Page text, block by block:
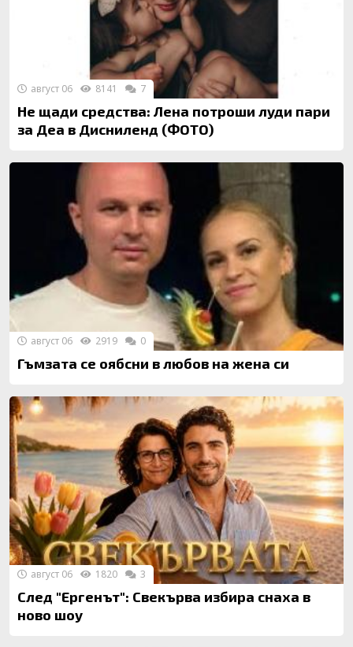
Не щади средства: Лена потроши луди пари
за Деа в Дисниленд (ФОТО)
август 06 8141 7
Гъмзата се оябсни в любов на жена си
август 06 2919 0
След "Ергенът": Свекърва избира снаха в
ново шоу
август 06 1820 3